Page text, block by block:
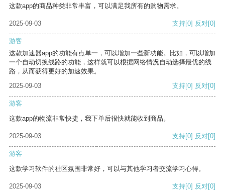
这款app的商品种类非常丰富，可以满足我所有的购物需求。
2025-09-03 支持[0] 反对[0]
游客
这款加速器app的功能有点单一，可以增加一些新功能。比如，可以增加
一个自动切换线路的功能，这样就可以根据网络情况自动选择最优的线
路，从而获得更好的加速效果。
2025-09-03
支持[0] 反对[0]
游客
这款app的物流非常快捷，我下单后很快就能收到商品。
2025-09-03 支持[0] 反对[0]
游客
这款学习软件的社区氛围非常好，可以与其他学习者交流学习心得。
2025-09-03 支持[0] 反对[0]